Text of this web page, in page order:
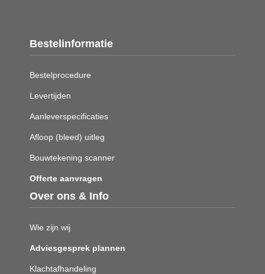
Bestelinformatie
Bestelprocedure
Levertijden
Aanleverspecificaties
Afloop (bleed) uitleg
Bouwtekening scanner
Offerte aanvragen
Over ons & Info
Wie zijn wij
Adviesgesprek plannen
Klachtafhandeling